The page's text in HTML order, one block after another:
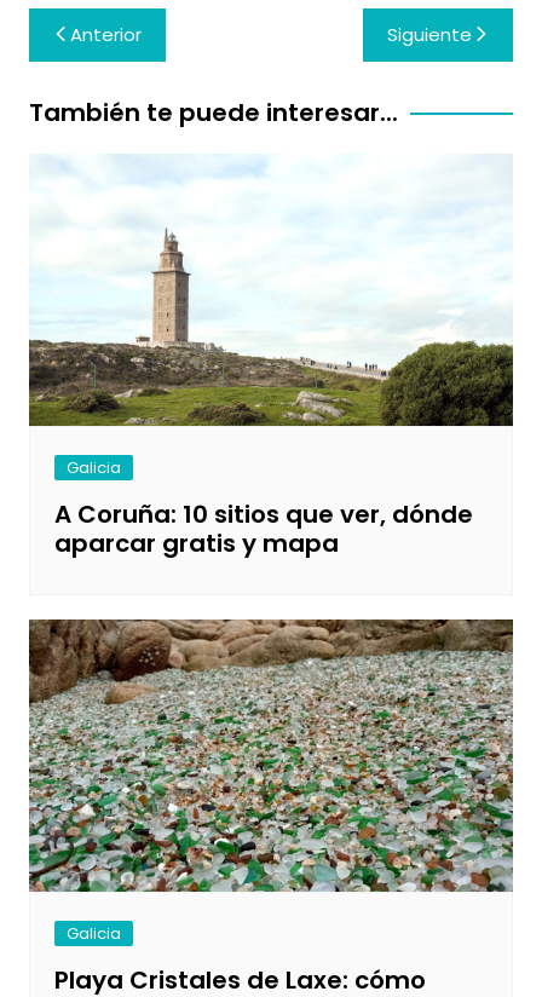
Navegación
de
entradas
Anterior Siguiente
También te puede interesar...
Galicia
A Coruña: 10 sitios que ver, dónde
aparcar gratis y mapa
Galicia
Playa Cristales de Laxe: cómo